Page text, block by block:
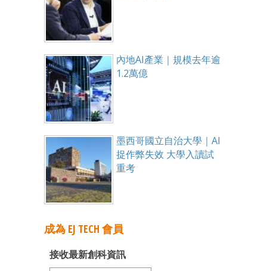
內地AI產業｜規模去年逾
1.2萬億
墨西哥國立自治大學｜AI
捉作弊失效 大學入讀試
重考
成為 EJ TECH 會員
接收最新創科資訊